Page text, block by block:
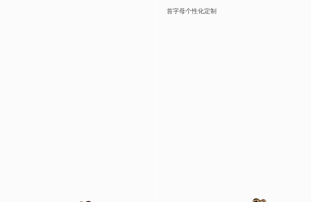
首字母个性化定制